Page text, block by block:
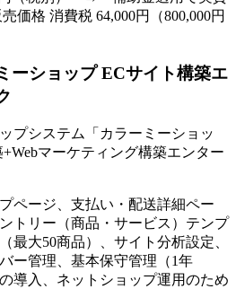
価格 消費税 64,000円（800,000円
ーショップ ECサイト構築エ
プシステム「カラーミーショッ
マーケティング構築エンター
ページ、支払い・配送詳細ペー
トリー（商品・サービス）テンプ
最大50商品）、サイト分析設定、
ー管理、基本保守管理（1年
導入、ネットショップ運用のため